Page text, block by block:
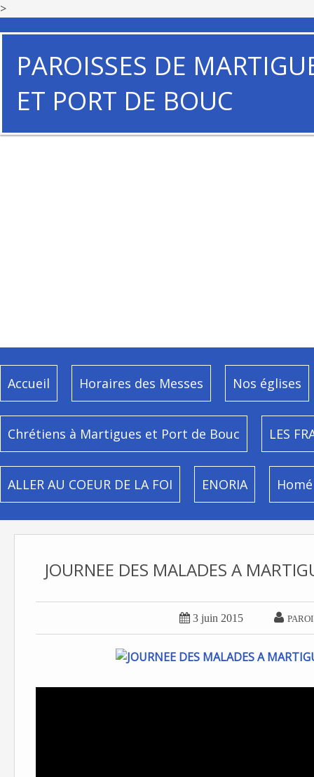
>
PAROISSES DE
ET PORT DE BOUC
Accueil Horaires des Messes Nos églises
Chrétiens à Martigues et Port de Bouc LES
ALLER AU COEUR DE LA FOI ENORIA
JOURNEE DES MALADES A
 3 juin 2015 